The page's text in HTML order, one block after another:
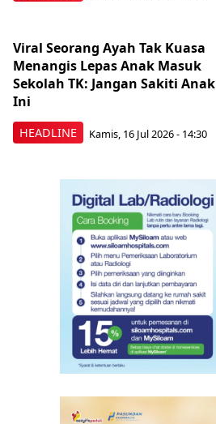
HEADLINE
Viral Seorang Ayah Tak Kuasa
Menangis Lepas Anak Masuk
Sekolah TK: Jangan Sakiti
Ini
Kamis, 16 Jul 2026 - 14:30